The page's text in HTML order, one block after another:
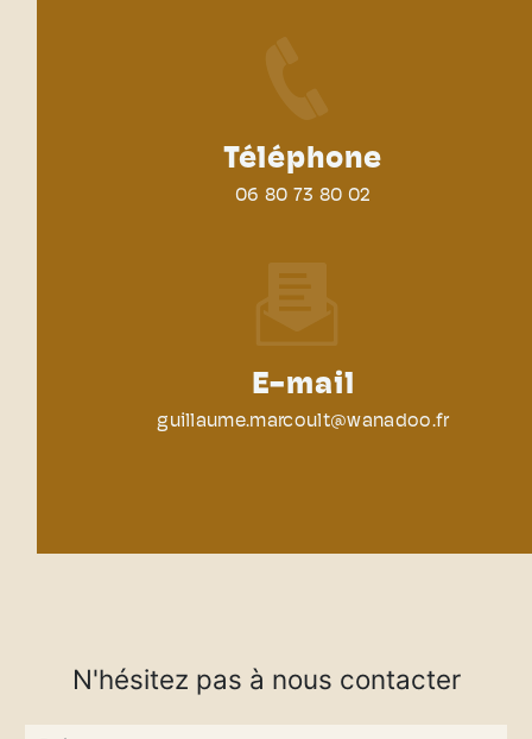
Téléphone
06 80 73 80 02
E-mail
guillaume.marcoult@wanadoo.fr
N'hésitez pas à nous contacter